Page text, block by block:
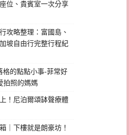
位、貴賓室一次分享
攻略整理：富國島、
坡自由行完整行程紀
格的點點小事-菲常好
拍照的媽媽
！尼泊爾頌缽聲療體
｜下樓就是朗豪坊！